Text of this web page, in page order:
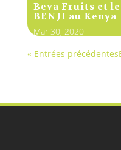
Beva Fruits et
BENJI au Kenya
Mar 30, 2020
« Entrées précédentes